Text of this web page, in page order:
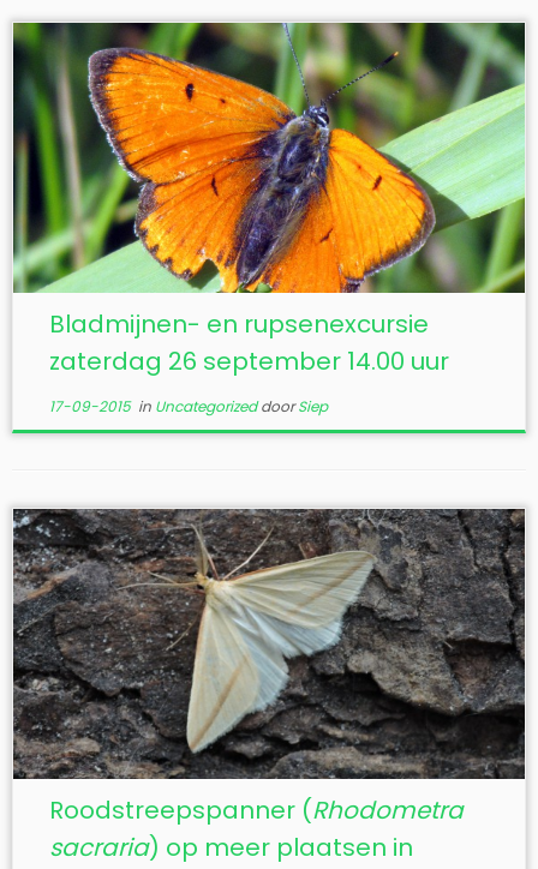
Bladmijnen- en rupsenexcursie
zaterdag 26 september 14.00 uur
17-09-2015in UncategorizeddoorSiep
Roodstreepspanner (Rhodometra
sacraria) op meer plaatsen in